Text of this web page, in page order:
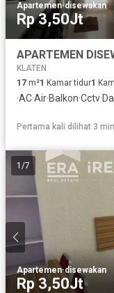
Apartemen·disewakan
Rp 3,50Jt
KLATEN
17 m²1 Kamar tidur1
·AC·Air·Balkon·Cctv·
Pertama kali dilihat 3
1 /7
Apartemen·disewakan
Rp 3,50Jt